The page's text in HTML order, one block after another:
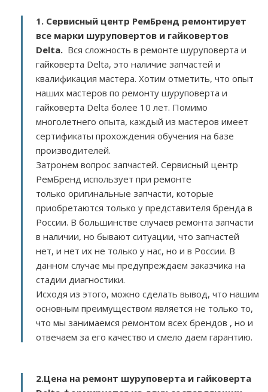
1. Сервисный центр РемБренд ремонтирует
все марки шуруповертов и гайковертов
Delta. Вся сложность в ремонте шуруповерта и
гайковерта Delta, это наличие запчастей и
квалификация мастера. Хотим отметить, что опыт
наших мастеров по ремонту шуруповерта и
гайковерта Delta более 10 лет. Помимо
многолетнего опыта, каждый из мастеров имеет
сертификаты прохождения обучения на базе
производителей.
Затронем вопрос запчастей. Сервисный центр
РемБренд использует при ремонте
только оригинальные запчасти, которые
приобретаются только у представителя бренда в
России. В большинстве случаев ремонта запчасти
в наличии, но бывают ситуации, что запчастей
нет, и нет их не только у нас, но и в России. В
данном случае мы предупреждаем заказчика на
стадии диагностики.
Исходя из этого, можно сделать вывод, что нашим
основным преимуществом является не только то,
что мы занимаемся ремонтом всех брендов , но и
отвечаем за его качество и смело даем гарантию.
2.Цена на ремонт шуруповерта и гайковерта